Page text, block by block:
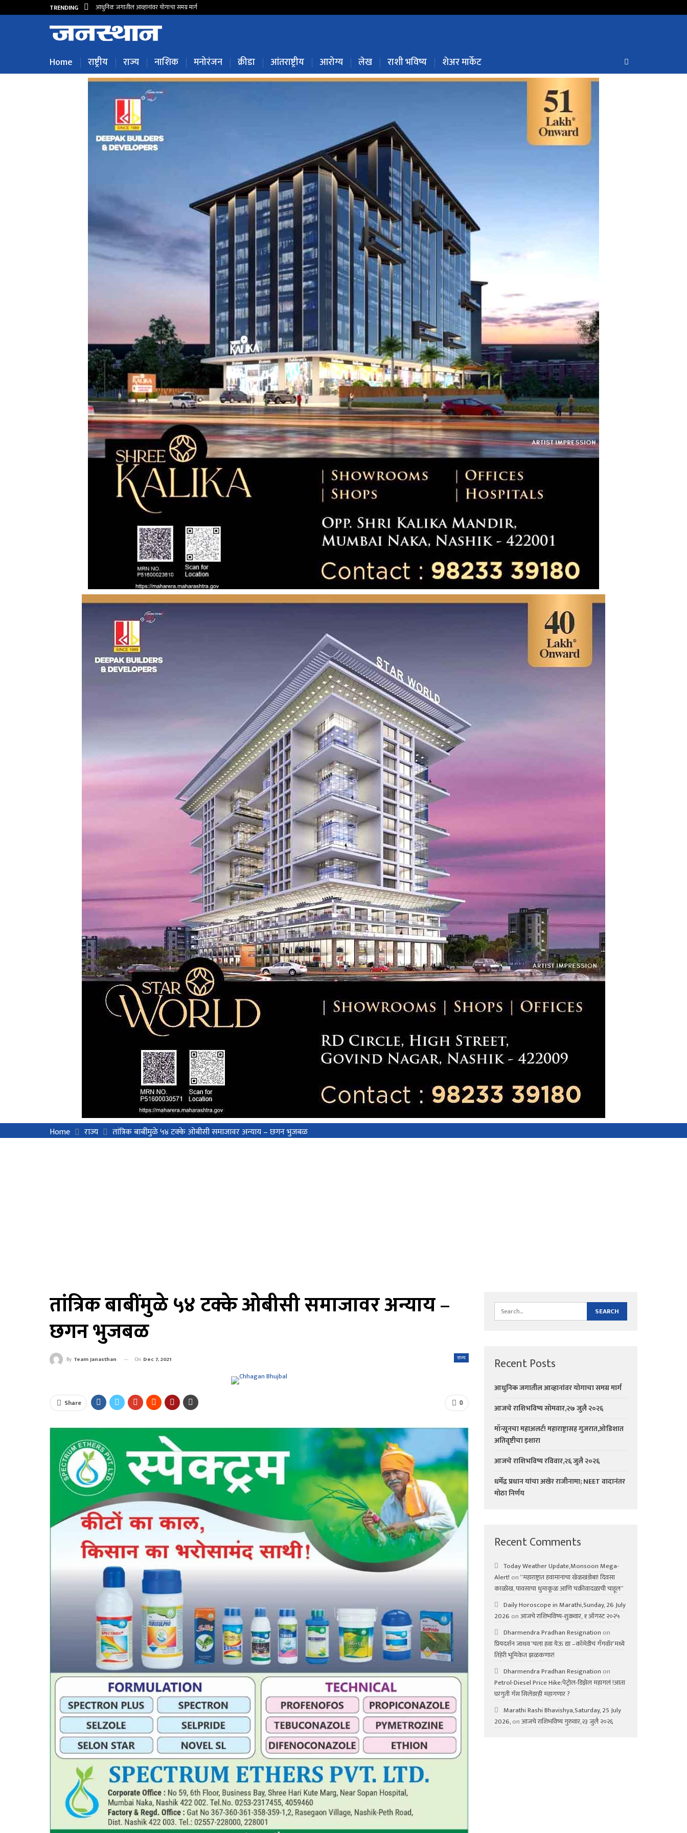
TRENDING आधुनिक जगातील आव्हानांवर योगाचा समग्र मार्ग
Home राष्ट्रीय राज्य नाशिक मनोरंजन क्रीडा आंतराष्ट्रीय आरोग्य लेख राशी भविष्य शेअर मार्केट
Home राज्य तांत्रिक बाबींमुळे ५४ टक्के ओबीसी समाजावर अन्याय – छगन भुजबळ
तांत्रिक बाबींमुळे ५४ टक्के ओबीसी समाजावर अन्याय –
छगन भुजबळ
राज्य
By Team Janasthan On Dec 7, 2021
0
Share
Recent Posts
आधुनिक जगातील आव्हानांवर योगाचा समग्र मार्ग
आजचे राशिभविष्य सोमवार,२७ जुलै २०२६
मॉन्सूनचा महाअलर्ट! महाराष्ट्रासह गुजरात,ओडिशात
अतिवृष्टीचा इशारा
आजचे राशिभविष्य रविवार,२६ जुलै २०२६
धर्मेंद्र प्रधान यांचा अखेर राजीनामा; NEET वादानंतर
मोठा निर्णय
Recent Comments
Today Weather Update,Monsoon Mega-
Alert! on“महाराष्ट्रात हवामानाचा खेळखंडोबा! दिवसा
काळोख, पावसाचा धुमाकूळ आणि चक्रीवादळाची चाहूल”
Daily Horoscope in Marathi,Sunday, 26 July
2026 onआजचे राशिभविष्य-शुक्रवार, १ ऑगस्ट २०२५
Dharmendra Pradhan Resignation on
प्रियदर्शन जाधव ‘चला हवा येऊ द्या –कॉमेडीचं गॅंगवॉर’मध्ये
तिहेरी भूमिकेत झळकणार!
Dharmendra Pradhan Resignation on
Petrol-Diesel Price Hike:पेट्रोल-डिझेल महागलं !आता
घरगुती गॅस सिलेंडरही महागणार ?
Marathi Rashi Bhavishya,Saturday, 25 July
2026,onआजचे राशिभविष्य गुरुवार,२३ जुलै २०२६